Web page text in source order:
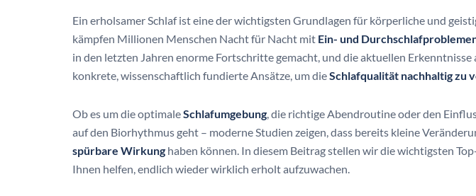
Ein erholsamer Schlaf ist eine der wichtigsten Grundlagen für körperliche und
kämpfen Millionen Menschen Nacht für Nacht mit Ein- und
in den letzten Jahren enorme Fortschritte gemacht, und die aktuellen Erkenntnisse
konkrete, wissenschaftlich fundierte Ansätze, um dieSchlafqualität nachhaltig zu
Ob es um die optimaleSchlafumgebung, die richtige Abendroutine oder den
auf den Biorhythmus geht – moderne Studien zeigen, dass bereits kleine
spürbare Wirkung haben können. In diesem Beitrag stellen wir die wichtigsten
Ihnen helfen, endlich wieder wirklich erholt aufzuwachen.